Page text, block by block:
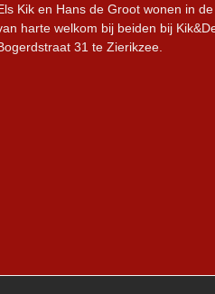
Kik en Hans de Groot wonen in
harte welkom bij beiden bij
31 te Zierikzee.